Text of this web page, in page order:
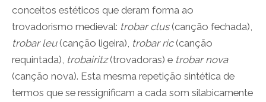
conceitos estéticos que deram forma ao
trovadorismo medieval: trobar clus(canção fechada),
trobar leu(canção ligeira), trobar ric(canção
requintada), trobairitz(trovadoras) e trobar nova
(canção nova). Esta mesma repetição sintética de
termos que se ressignificam a cada som silabicamente